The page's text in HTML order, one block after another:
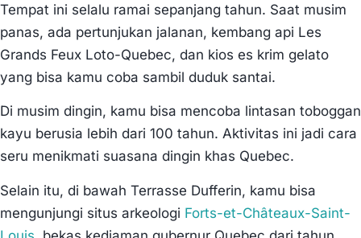
Tempat ini selalu ramai sepanjang tahun. Saat musim
panas, ada pertunjukan jalanan, kembang api Les
Grands Feux Loto-Quebec, dan kios es krim gelato
yang bisa kamu coba sambil duduk santai.
Di musim dingin, kamu bisa mencoba lintasan toboggan
kayu berusia lebih dari 100 tahun. Aktivitas ini jadi cara
seru menikmati suasana dingin khas Quebec.
Selain itu, di bawah Terrasse Dufferin, kamu bisa
mengunjungi situs arkeologi Forts-et-Châteaux-Saint-